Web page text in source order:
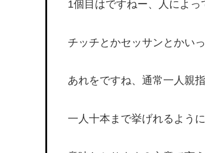
1個目はですねー、人によ
チッチとかセッサンとかい
あれをですね、通常一人親
一人十本まで挙げれるよう